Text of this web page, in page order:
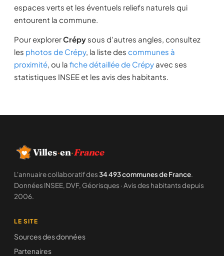
espaces verts et les éventuels reliefs naturels qui
entourent la commune.
Pour explorerCrépy sous d'autres angles, consultez
les photos de Crépy, la liste des communes à
proximité, ou la fiche détaillée de Crépy avec ses
statistiques INSEE et les avis des habitants.
Villes·en·France
L'annuaire collaboratif des34 493 communes de France.
Données INSEE, DVF, Géorisques · Avis des habitants depuis
2006.
LE SITE
Sources des données
Partenaires